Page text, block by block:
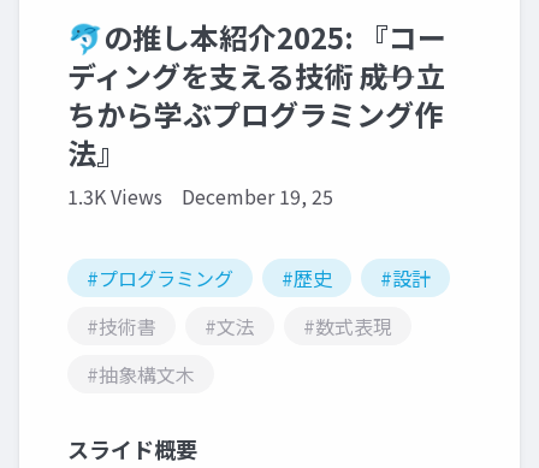
🐬の推し本紹介2025: 『コー
ディングを支える技術 ――成り立
ちから学ぶプログラミング作
法』
1.3K Views December 19, 25
#プログラミング #歴史
#設計
#技術書
#文法
#数式表現
#抽象構文木
スライド概要